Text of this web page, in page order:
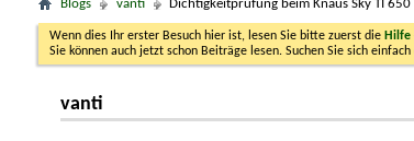
Blogs vanti Dichtigkeitprüfung beim Knaus Sky TI 650
Wenn dies Ihr erster Besuch hier ist, lesen Sie bitte zuerst die Hilfe
Sie können auch jetzt schon Beiträge lesen. Suchen Sie sich
vanti